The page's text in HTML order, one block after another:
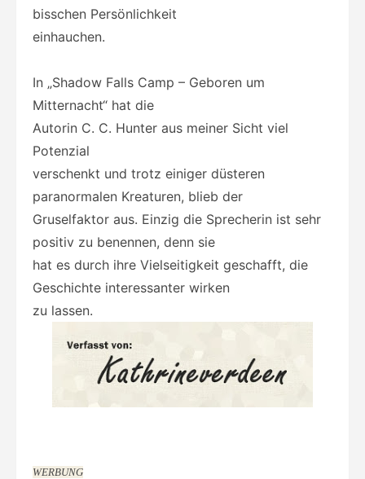
bisschen Persönlichkeit
einhauchen.
In „Shadow Falls Camp – Geboren um
Mitternacht“ hat die
Autorin C. C. Hunter aus meiner Sicht viel
Potenzial
verschenkt und trotz einiger düsteren
paranormalen Kreaturen, blieb der
Gruselfaktor aus. Einzig die Sprecherin ist sehr
positiv zu benennen, denn sie
hat es durch ihre Vielseitigkeit geschafft, die
Geschichte interessanter wirken
zu lassen.
WERBUNG